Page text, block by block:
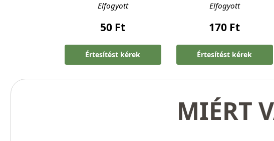
Elfogyott
50 Ft
Értesítést kérek
Elfogyott
170 Ft
Értesítést kérek
MIÉRT